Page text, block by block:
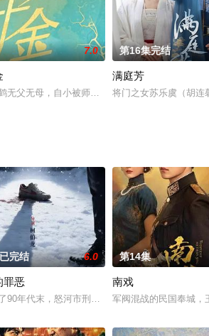
情，但程风始终将他视为哥哥。程风的梦想是
运》日前在深圳大亚湾拍摄完成。这部由著名
7.0
无父无母，自小被师父养大，在师兄师弟都对玉
第16集完结
满庭芳
将门之女苏乐虞（胡连
（苏晓彤 饰）与童年时因一场意外落下身体残
完结 6.0
罪恶
90年代末，怒河市刑侦支队在无普及监控、无
第14集
南戏
军阀混战的民国奉城，